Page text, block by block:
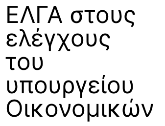
ΕΛΓΑ στους
ελέγχους
του
υπουργείου
Οικονομικών